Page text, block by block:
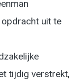
uit te
tijdig verstrekt,